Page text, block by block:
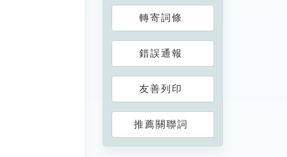
轉寄詞條
錯誤通報
友善列印
推薦關聯詞